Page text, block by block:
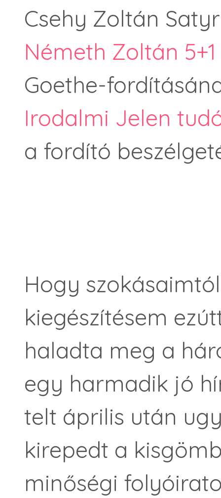
Csehy Zoltán
Németh Zoltán
Goethe-
Irodalmi Jelen
a fordító
Hogy
kiegészítésem
haladta meg a
egy harmadik jó
telt április után
kirepedt a
minőségi